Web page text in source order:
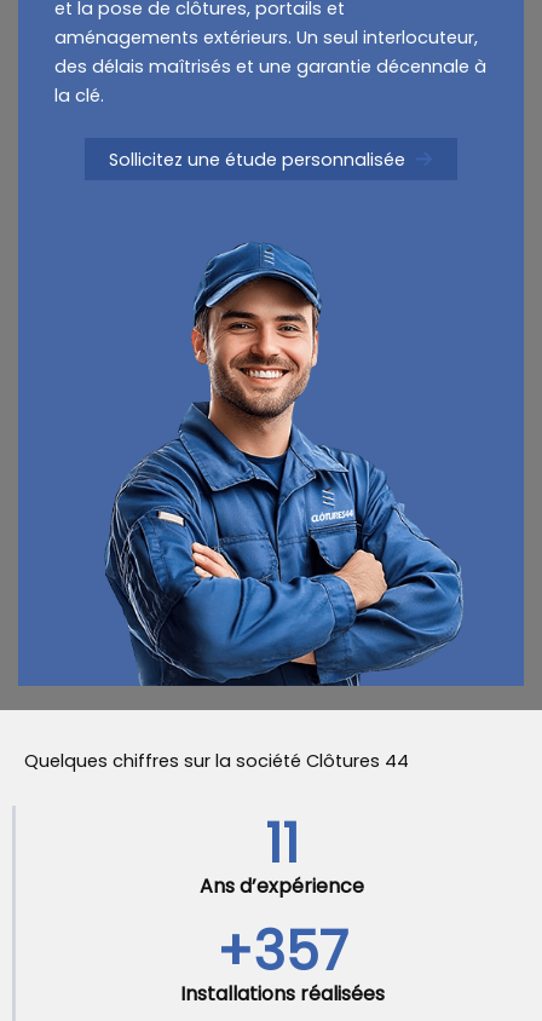
et la pose de clôtures, portails et
aménagements extérieurs. Un seul interlocuteur,
des délais maîtrisés et une garantie décennale à
la clé.
Sollicitez une étude personnalisée
Quelques chiffres sur la société Clôtures 44
11
Ans d’expérience
+357
Installations réalisées